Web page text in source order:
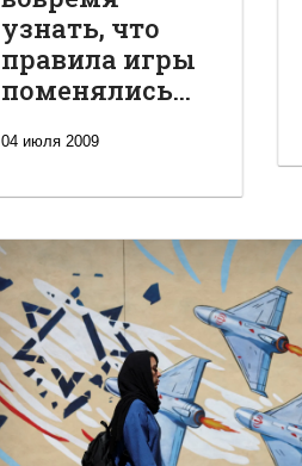
узнать, что
правила игры
поменялись...
04 июля 2009